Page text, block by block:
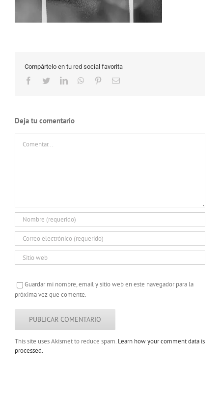
Compártelo en tu red social favorita
Facebook
TwitterLinkedInWhatsApp
PinterestCorreo
Deja tu comentario
Guardar mi nombre, email y sitio web en este navegador para la
próxima vez que comente.
This site uses Akismet to reduce spam. Learn how your comment data is
processed.